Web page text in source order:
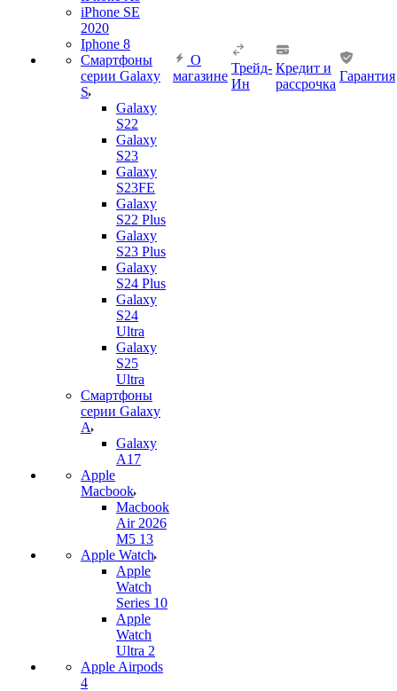
iPhone SE
2020
Iphone 8
Смартфоны
серии Galaxy
S
Galaxy
S22
Galaxy
S23
Galaxy
S23FE
Galaxy
S22 Plus
Galaxy
S23 Plus
Galaxy
S24 Plus
Galaxy
S24
Ultra
Galaxy
S25
Ultra
Смартфоны
серии Galaxy
A
Galaxy
A17
Apple
Macbook
Macbook
Air 2026
M5 13
Apple Watch
Apple
Watch
Series 10
Apple
Watch
Ultra 2
Apple Airpods
4
О
магазине
Трейд-
Ин
Кредит и
рассрочка
Гарантия